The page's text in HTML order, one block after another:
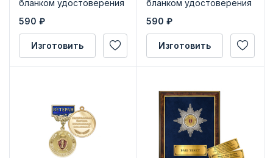
бланком удостоверения
590 ₽
Изготовить
бланком удостоверения
590 ₽
Изготовить